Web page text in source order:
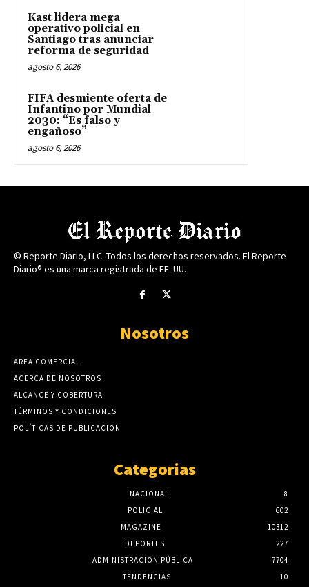
Kast lidera mega
operativo policial en
Santiago tras anunciar
reforma de seguridad
agosto 6, 2026
FIFA desmiente oferta de
Infantino por Mundial
2030: “Es falso y
engañoso”
agosto 6, 2026
© Reporte Diario, LLC. Todos los derechos reservados. El Reporte
Diario® es una marca registrada de EE. UU.
Nosotros
AREA COMERCIAL
ACERCA DE NOSOTROS
ALCANCE Y COBERTURA
TÉRMINOS Y CONDICIONES
POLÍTICAS DE PUBLICACIÓN
Categorias
NACIONAL
8
POLICIAL
602
MAGAZINE
10312
DEPORTES
227
ADMINISTRACIÓN PÚBLICA
7704
TENDENCIAS
10